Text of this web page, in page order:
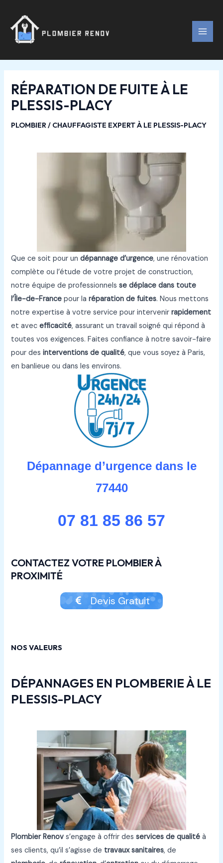
contenu
RÉPARATION DE FUITE À LE
PLESSIS-PLACY
PLOMBIER / CHAUFFAGISTE EXPERT À LE PLESSIS-PLACY
Que ce soit pour undépannage d’urgence, une rénovation
complète ou l’étude de votre projet de construction,
notre équipe de professionnelsse déplace dans toute
l’Île-de-France pour laréparation de fuites. Nous mettons
notre expertise à votre service pour intervenirrapidement
et avecefficacité, assurant un travail soigné qui répond à
toutes vos exigences. Faites confiance à notre savoir-faire
pour desinterventions de qualité, que vous soyez à Paris,
en banlieue ou dans les environs.
Dépannage d’urgence dans le
77440
07 81 85 86 57
CONTACTEZ VOTRE PLOMBIER À
PROXIMITÉ
Devis Gratuit
NOS VALEURS
DÉPANNAGES EN PLOMBERIE À LE
PLESSIS-PLACY
Plombier Renov s’engage à offrir desservices de qualité à
ses clients, qu’il s’agisse de travaux sanitaires, de
articles